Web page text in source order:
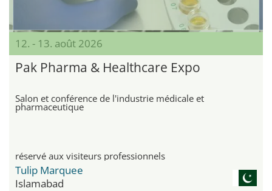
12. - 13. août 2026
Pak Pharma & Healthcare Expo
Salon et conférence de l'industrie médicale et
pharmaceutique
réservé aux visiteurs professionnels
Tulip Marquee
Islamabad